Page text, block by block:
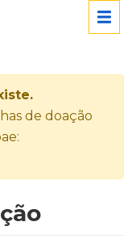
de doação